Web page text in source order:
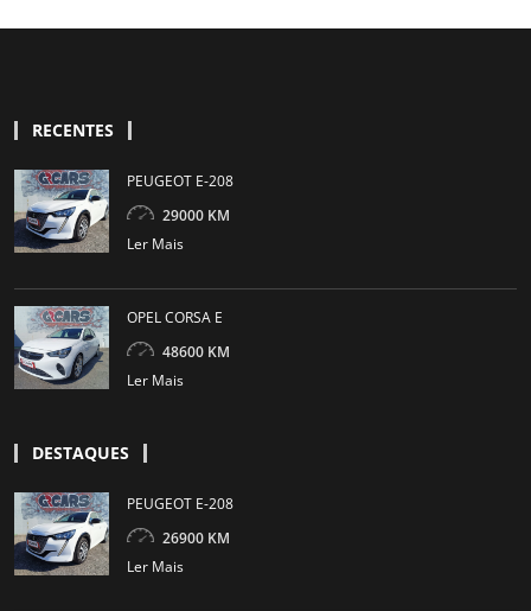
RECENTES
PEUGEOT E-208
29000 KM
Ler Mais
OPEL CORSA E
48600 KM
Ler Mais
DESTAQUES
PEUGEOT E-208
26900 KM
Ler Mais